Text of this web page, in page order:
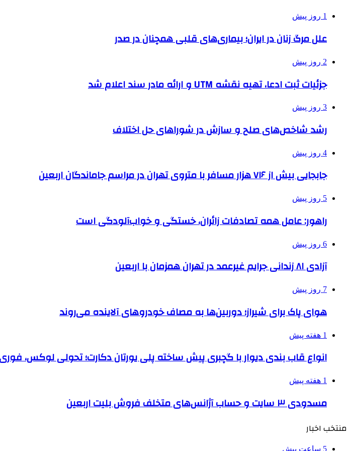
1 روز پیش
علل مرگ زنان در ایران؛ بیماری‌های قلبی همچنان در صدر
2 روز پیش
جزئیات ثبت ادعا، تهیه نقشه UTM و ارائه مادر سند اعلام شد
3 روز پیش
رشد شاخص‌های صلح و سازش در شوراهای حل اختلاف
4 روز پیش
جابجایی بیش از ۷۱۶ هزار مسافر با متروی تهران در مراسم جاماندگان اربعین
5 روز پیش
راهور: عامل همه تصادفات زائران، خستگی و خواب‌آلودگی است
6 روز پیش
آزادی ۸۱ زندانی جرایم غیرعمد در تهران همزمان با اربعین
7 روز پیش
هوای پاک برای شیراز؛ دوربین‌ها به مصاف خودروهای آلاینده می‌روند
1 هفته پیش
انواع قاب بندی دیوار با گچبری پیش ساخته پلی یورتان دکارت؛ تحولی لوکس،
1 هفته پیش
مسدودی ۳ سایت و حساب آژانس‌های متخلف فروش بلیت اربعین
منتخب اخبار
5 ساعت پیش